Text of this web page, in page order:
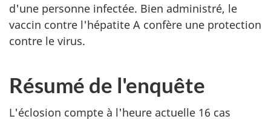
d'une personne infectée. Bien administré, le
vaccin contre l'hépatite A confère une protection
contre le virus.
Résumé de l'enquête
L'éclosion compte à l'heure actuelle 16 cas